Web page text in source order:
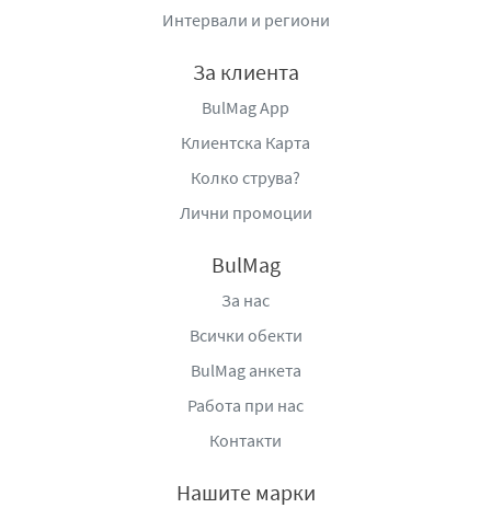
Интервали и региони
За клиента
BulMag App
Клиентска Карта
Колко струва?
Лични промоции
BulMag
За нас
Всички обекти
BulMag анкета
Работа при нас
Контакти
Нашите марки